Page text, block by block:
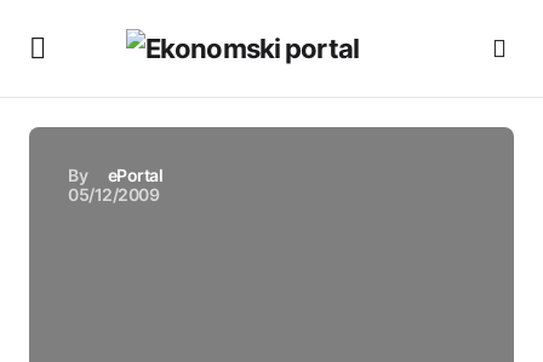
By
ePortal
05/12/2009